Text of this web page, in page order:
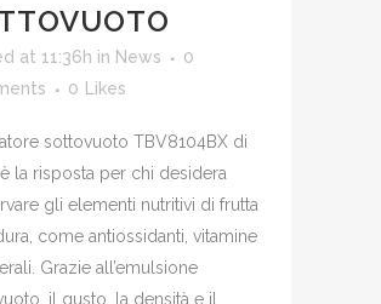
at 11:36h in News
0
0 Likes
sottovuoto TBV8104BX di
la risposta per chi desidera
gli elementi nutritivi di frutta
come antiossidanti, vitamine
Grazie all’emulsione
il gusto, la densità e il